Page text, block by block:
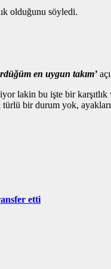
olduğunu söyledi.
en uygun takım’
lakin bu işte bir
bir durum yok,
etti